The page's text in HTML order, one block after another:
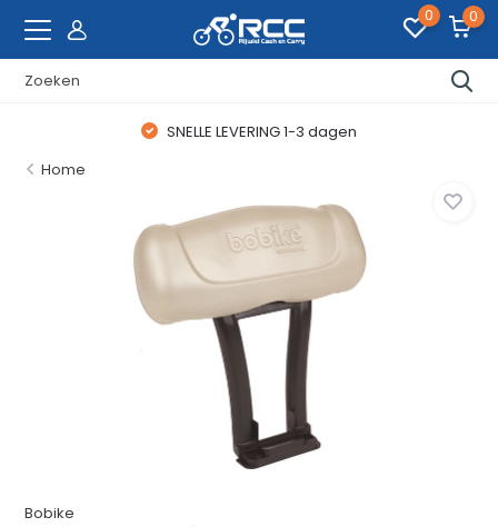
0 0
SNELLE LEVERING 1-3 dagen
Home
Bobike